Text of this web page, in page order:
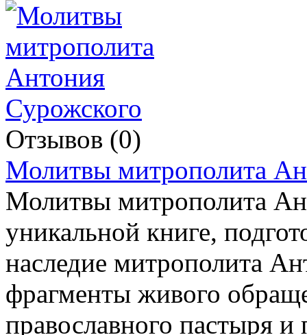
Отзывов (0)
Молитвы митрополита
Молитвы митрополита
уникальной книге,
наследие митрополита
фрагменты живого
православного пастыря